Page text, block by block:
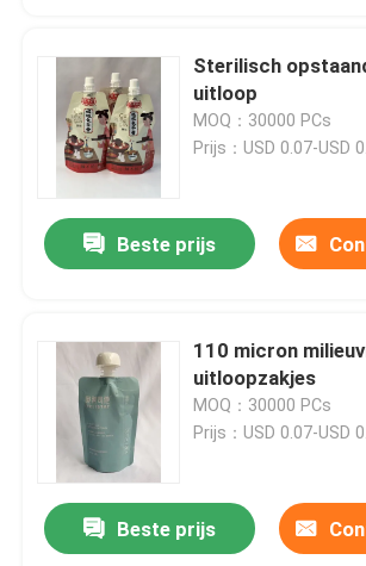
Sterilisch
uitloop
MOQ：30000 PCs
Prijs：USD 0.07-USD
Beste prijs
110 micron
uitloopzakjes
MOQ：30000 PCs
Prijs：USD 0.07-USD
Beste prijs